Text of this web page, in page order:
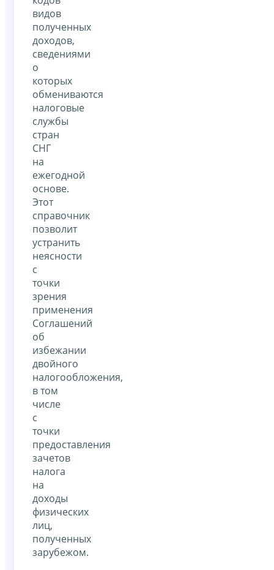
видов
полученных
доходов,
сведениями
о
которых
обмениваются
налоговые
службы
стран
СНГ
на
ежегодной
основе.
Этот
справочник
позволит
устранить
неясности
с
точки
зрения
применения
Соглашений
об
избежании
двойного
налогообложения,
в том
числе
с
точки
предоставления
зачетов
налога
на
доходы
физических
лиц,
полученных
зарубежом.